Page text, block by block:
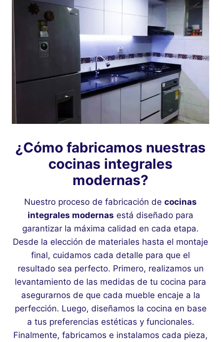
¿Cómo fabricamos nuestras
cocinas integrales
modernas?
Nuestro proceso de fabricación de cocinas
integrales modernas está diseñado para
garantizar la máxima calidad en cada etapa.
Desde la elección de materiales hasta el montaje
final, cuidamos cada detalle para que el
resultado sea perfecto. Primero, realizamos un
levantamiento de las medidas de tu cocina para
asegurarnos de que cada mueble encaje a la
perfección. Luego, diseñamos la cocina en base
a tus preferencias estéticas y funcionales.
Finalmente, fabricamos e instalamos cada pieza,